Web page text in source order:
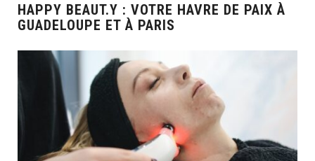
HAPPY BEAUT.Y : VOTRE HAVRE DE PAIX À
GUADELOUPE ET À PARIS